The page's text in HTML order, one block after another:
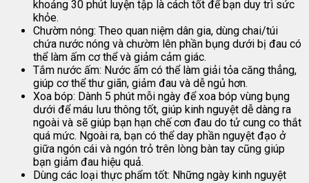
khoảng 30 phút luyện tập là cách tốt để bạn duy trì sức
khỏe.
Chườm nóng: Theo quan niệm dân gia, dùng chai/túi
chứa nước nóng và chườm lên phần bụng dưới bị đau có
thể làm ấm cơ thể và giảm cảm giác.
Tắm nước ấm: Nước ấm có thể làm giải tỏa căng thẳng,
giúp cơ thể thư giãn, giảm đau và dễ ngủ hơn.
Xoa bóp: Dành 5 phút mỗi ngày để xoa bóp vùng bụng
dưới để máu lưu thông tốt, giúp kinh nguyệt dễ dàng ra
ngoài và sẽ giúp bạn hạn chế cơn đau do tử cung co thắt
quá mức. Ngoài ra, bạn có thể day phần nguyệt đạo ở
giữa ngón cái và ngón trỏ trên lòng bàn tay cũng giúp
bạn giảm đau hiệu quả.
Dùng các loại thực phẩm tốt: Những ngày kinh nguyệt